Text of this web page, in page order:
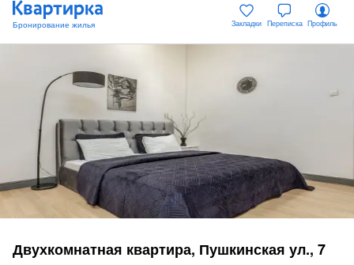
Закладки Переписка Профиль
Двухкомнатная квартира, Пушкинская ул., 7